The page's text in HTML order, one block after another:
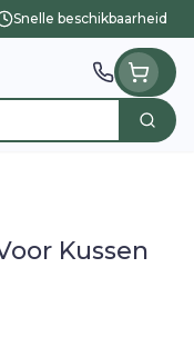
Snelle beschikbaarheid
Zoek
Kussen